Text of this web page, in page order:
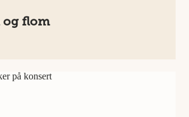
og flom